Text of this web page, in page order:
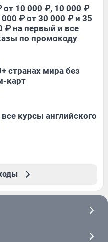
10 000 ₽, 10 000 ₽
₽ от 30 000 ₽ и 35
₽ на первый и все
по промокоду
странах мира без
карт
курсы английского